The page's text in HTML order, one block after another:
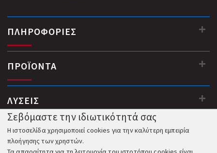
ΠΛΗΡΟΦΟΡΙΕΣ
ΠΡΟΪΟΝΤΑ
ΛΥΣΕΙΣ
Σεβόμαστε την ιδιωτικότητά σας
Η ιστοσελίδα χρησιμοποιεί cookies για την καλύτερη εμπειρία
πλοήγησης των χρηστών.